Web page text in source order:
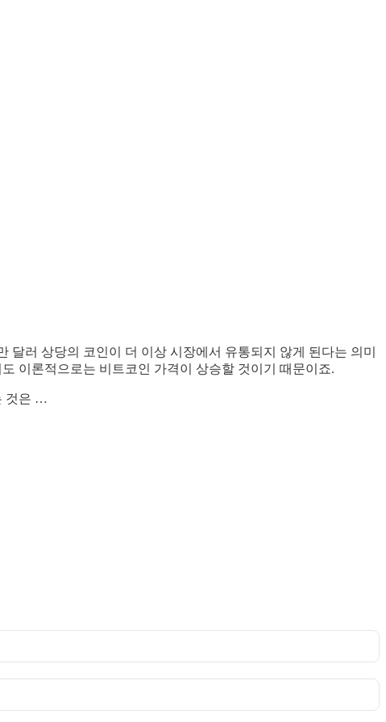
달러 상당의 코인이 더 이상 시장에서 유통되지 않게 된다는 의미
이론적으로는 비트코인 가격이 상승할 것이기 때문이죠.
것은 …